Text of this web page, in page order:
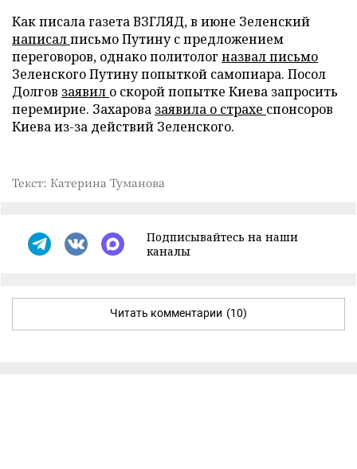
Как писала газета ВЗГЛЯД, в июне Зеленский
написалписьмо Путину с предложением
переговоров, однако политолог назвал письмо
Зеленского Путину попыткой самопиара. Посол
Долгов заявил о скорой попытке Киева запросить
перемирие. Захарова заявила о страхе спонсоров
Киева из-за действий Зеленского.
Текст: Катерина Туманова
Подписывайтесь на наши
каналы
Читать комментарии (10)